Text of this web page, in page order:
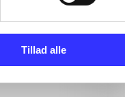
Tillad alle